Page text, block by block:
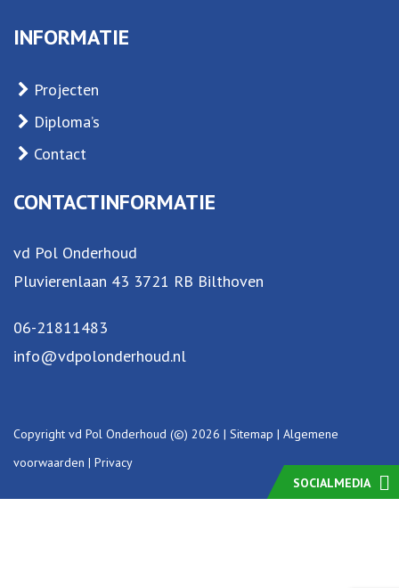
INFORMATIE
Projecten
Diploma’s
Contact
CONTACTINFORMATIE
vd Pol Onderhoud
Pluvierenlaan 43 3721 RB Bilthoven
06-21811483
info@vdpolonderhoud.nl
Copyright vd Pol Onderhoud (©) 2026 | Sitemap | Algemene
voorwaarden | Privacy
SOCIALMEDIA